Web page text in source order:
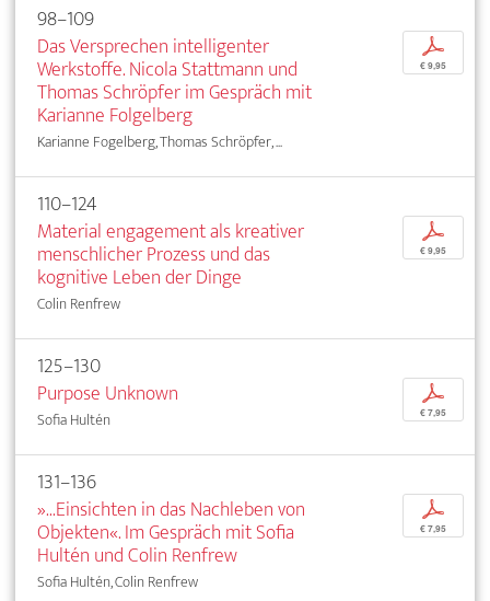
98–109
Das Versprechen intelligenter
Werkstoffe. Nicola Stattmann und
Thomas Schröpfer im Gespräch mit
Karianne Folgelberg
Karianne Fogelberg, Thomas Schröpfer, ...
p
€ 9,95
110–124
Material engagement als kreativer
menschlicher Prozess und das
kognitive Leben der Dinge
Colin Renfrew
p
€ 9,95
125–130
Purpose Unknown
Sofia Hultén
p
€ 7,95
131–136
»...Einsichten in das Nachleben von
Objekten«. Im Gespräch mit Sofia
Hultén und Colin Renfrew
Sofia Hultén, Colin Renfrew
p
€ 7,95